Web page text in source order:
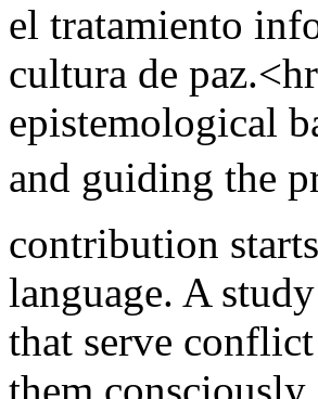
el tratamiento
cultura de
epistemological
and guiding the
contribution
language. A
that serve